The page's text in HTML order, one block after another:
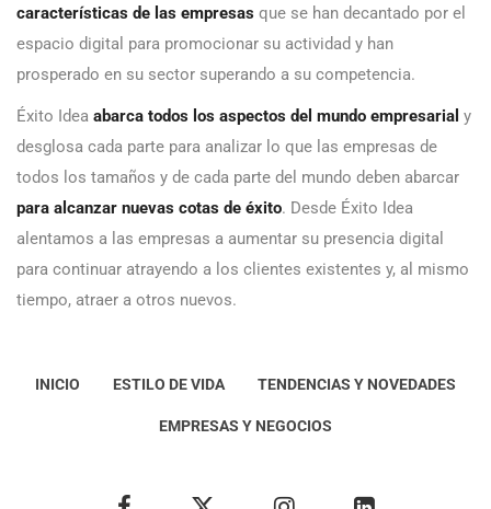
características de las empresas que se han decantado por el
espacio digital para promocionar su actividad y han
prosperado en su sector superando a su competencia.
Éxito Idea abarca todos los aspectos del mundo empresarial y
desglosa cada parte para analizar lo que las empresas de
todos los tamaños y de cada parte del mundo deben abarcar
para alcanzar nuevas cotas de éxito. Desde Éxito Idea
alentamos a las empresas a aumentar su presencia digital
para continuar atrayendo a los clientes existentes y, al mismo
tiempo, atraer a otros nuevos.
INICIO ESTILO DE VIDA TENDENCIAS Y NOVEDADES
EMPRESAS Y NEGOCIOS